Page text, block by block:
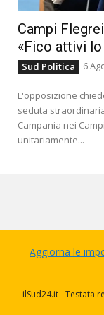
Campi
«Fico attivi
Sud Politica 6
L'opposizione
seduta
Campania nei
unitariamente...
Aggiorna le
ilSud24.it - Testata